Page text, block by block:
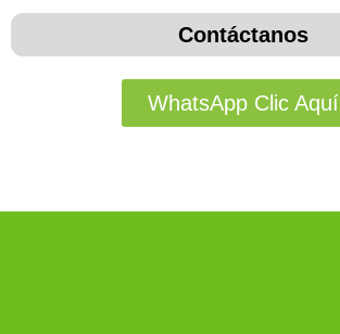
Contáctanos
WhatsApp Clic Aquí